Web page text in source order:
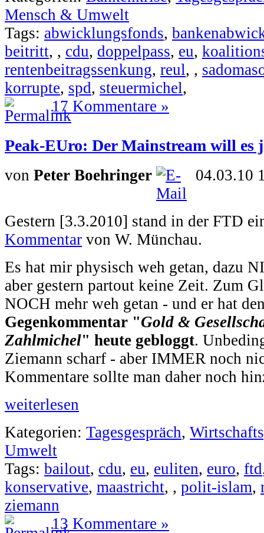
Mensch & Umwelt
Tags: abwicklungsfonds,
beitritt, , cdu, doppelpass, eu,
rentenbeitragssenkung, reul, ,
korrupte, spd, steuermichel,
17 Kommentare »
Peak-EUro: Der Mainstream will es
von Peter Boehringer 04.03.10
Gestern [3.3.2010] stand in der FTD
Kommentar von W. Münchau.
Es hat mir physisch weh getan, dazu
aber gestern partout keine Zeit. Zum
NOCH mehr weh getan - und er hat
Gegenkommentar "Gold &
Zahlmichel" heute gebloggt.
Ziemann scharf - aber IMMER noch
Kommentare sollte man daher noch
weiterlesen
Kategorien: Tagesgespräch,
Umwelt
Tags: bailout, cdu, eu, euliten, euro, ftd
konservative, maastricht, , polit-islam,
ziemann
13 Kommentare »